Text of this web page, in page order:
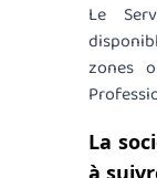
Le
zones
La
à